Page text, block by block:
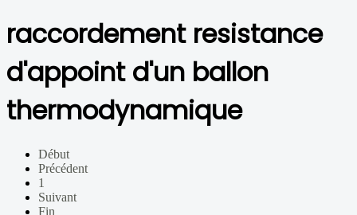
raccordement resistance
d'appoint d'un ballon
thermodynamique
Début
Précédent
1
Suivant
Fin